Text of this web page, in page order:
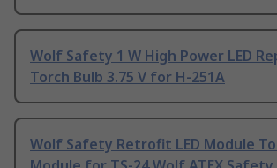
Wolf Safety 1 W High Power LED
Torch Bulb 3.75 V for H-251A
Wolf Safety Retrofit LED Module